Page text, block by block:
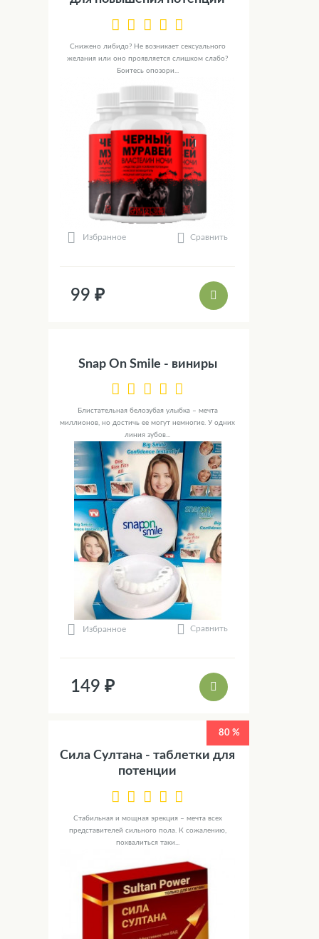
Снижено либидо? Не возникает сексуального
желания или оно проявляется слишком слабо?
Боитесь опозори...
Избранное Сравнить
99 ₽
Snap On Smile - виниры
Блистательная белозубая улыбка – мечта
миллионов, но достичь ее могут немногие. У одних
линия зубов...
Избранное Сравнить
149 ₽
80 %
Сила Султана - таблетки для
потенции
Стабильная и мощная эрекция – мечта всех
представителей сильного пола. К сожалению,
похвалиться таки...